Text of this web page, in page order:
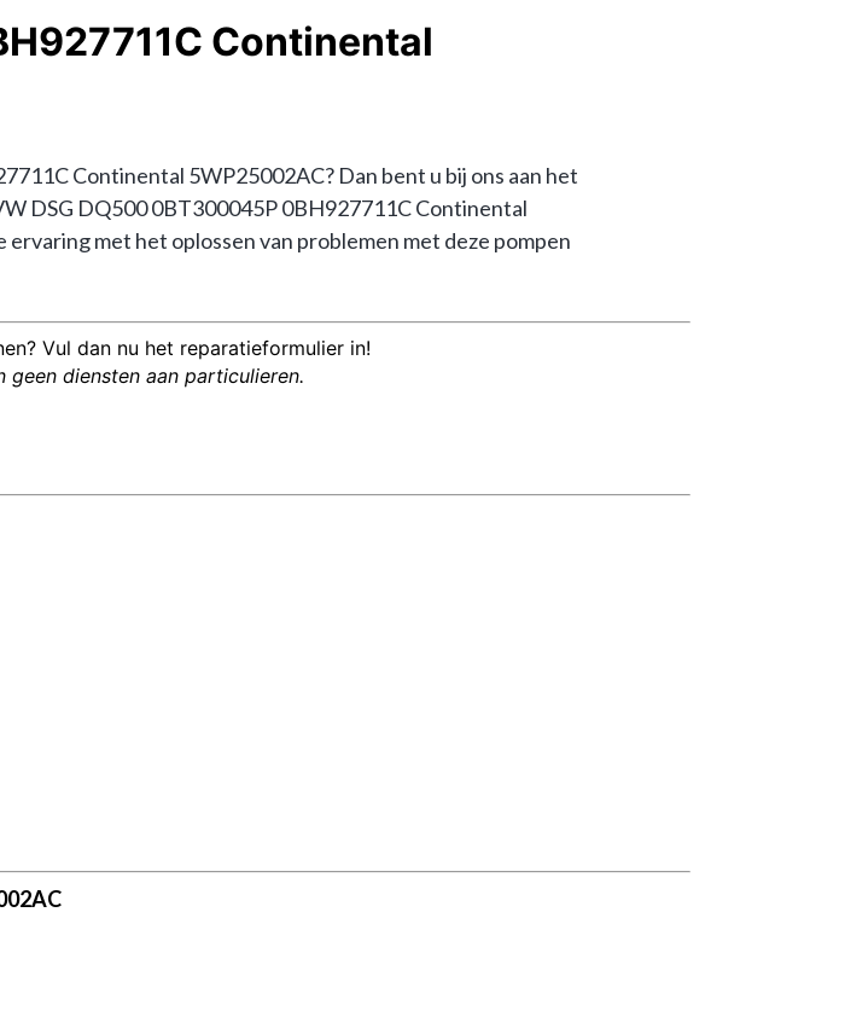
Continental
Continental 5WP25002AC? Dan bent u bij ons aan het
DSG DQ500 0BT300045P 0BH927711C Continental
met het oplossen van problemen met deze pompen
Vul dan nu het reparatieformulier in!
geen diensten aan particulieren.